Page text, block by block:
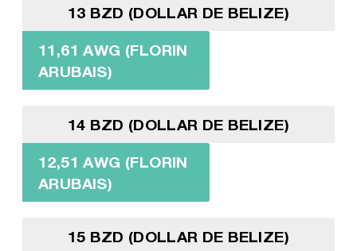
13 BZD (DOLLAR DE BELIZE)
11,61 AWG (FLORIN
ARUBAIS)
14 BZD (DOLLAR DE BELIZE)
12,51 AWG (FLORIN
ARUBAIS)
15 BZD (DOLLAR DE BELIZE)